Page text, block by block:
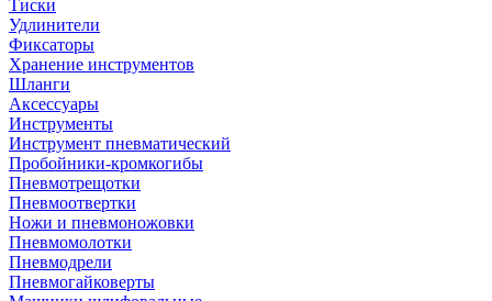
Тиски
Удлинители
Фиксаторы
Хранение инструментов
Шланги
Аксессуары
Инструменты
Инструмент пневматический
Пробойники-кромкогибы
Пневмотрещотки
Пневмоотвертки
Ножи и пневмоножовки
Пневмомолотки
Пневмодрели
Пневмогайковерты